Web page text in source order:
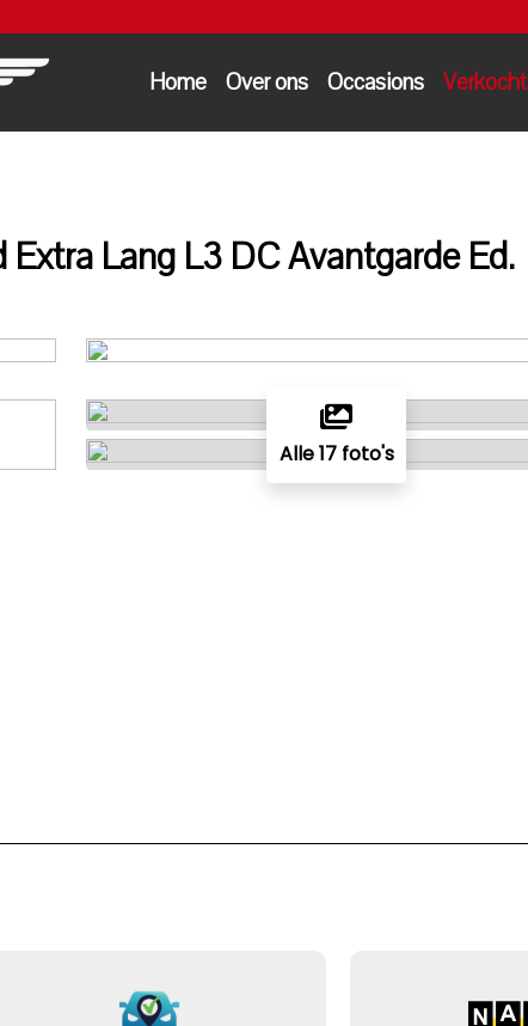
Home Over ons Occasions Verkocht
Lang L3 DC Avantgarde Ed.
Alle 17 foto's